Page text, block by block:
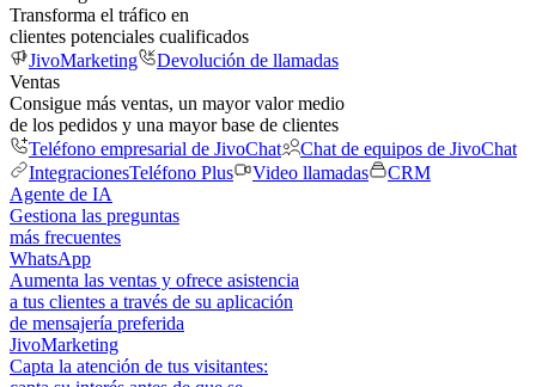
Transforma el tráfico en
clientes potenciales cualificados
JivoMarketing
Devolución de llamadas
Ventas
Consigue más ventas, un mayor valor medio
de los pedidos y una mayor base de clientes
Teléfono empresarial de JivoChat
Chat de equipos de JivoChat
IntegracionesTeléfono Plus Video llamadas
CRM
Agente de IA
Gestiona las preguntas
más frecuentes
WhatsApp
Aumenta las ventas y ofrece asistencia
a tus clientes a través de su aplicación
de mensajería preferida
JivoMarketing
Capta la atención de tus visitantes: